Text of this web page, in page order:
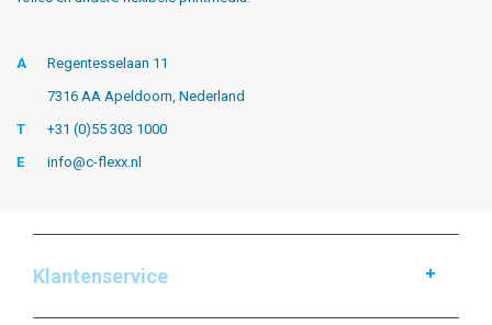
A
Regentesselaan 11
7316 AA Apeldoorn, Nederland
T
+31 (0)55 303 1000
E
info@c-flexx.nl
Klantenservice